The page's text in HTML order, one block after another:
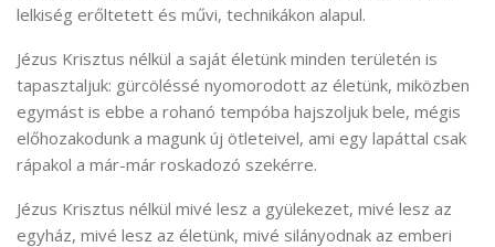
lelkiség erőltetett és művi, technikákon alapul.
Jézus Krisztus nélkül a saját életünk minden területén is
tapasztaljuk: gürcöléssé nyomorodott az életünk, miközben
egymást is ebbe a rohanó tempóba hajszoljuk bele, mégis
előhozakodunk a magunk új ötleteivel, ami egy lapáttal csak
rápakol a már-már roskadozó szekérre.
Jézus Krisztus nélkül mivé lesz a gyülekezet, mivé lesz az
egyház, mivé lesz az életünk, mivé silányodnak az emberi